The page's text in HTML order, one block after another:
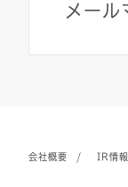
メール
会社概要 IR情報